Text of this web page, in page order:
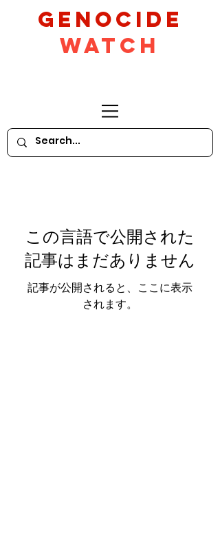
GeNocide
Watch
この言語で公開された
記事はまだありません
記事が公開されると、ここに表示
されます。